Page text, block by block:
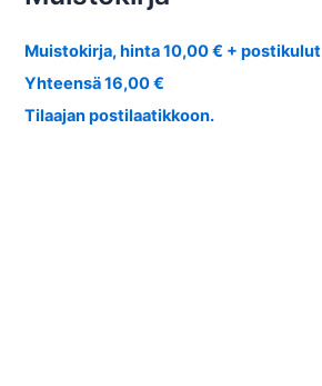
Muistokirja, hinta 10,00 € + postikulut
Yhteensä 16,00 €
Tilaajan postilaatikkoon.